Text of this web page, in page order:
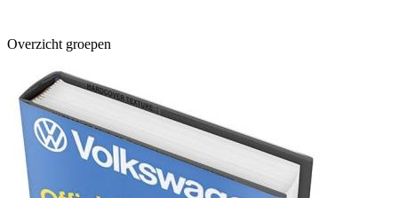
Overzicht groepen